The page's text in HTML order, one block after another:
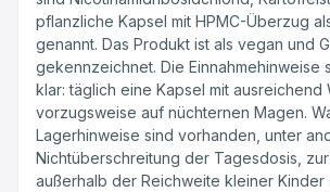
pflanzliche Kapsel mit HPMC-Überzug
genannt. Das Produkt ist als vegan und
gekennzeichnet. Die Einnahmehinweise
klar: täglich eine Kapsel mit ausreichend
vorzugsweise auf nüchternen Magen.
Lagerhinweise sind vorhanden, unter
Nichtüberschreitung der Tagesdosis,
außerhalb der Reichweite kleiner Kinder